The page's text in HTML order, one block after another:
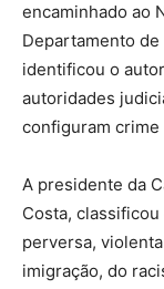
encaminhado ao
Departamento
identificou o
autoridades
configuram crime
A presidente da
Costa,
perversa,
imigração, do